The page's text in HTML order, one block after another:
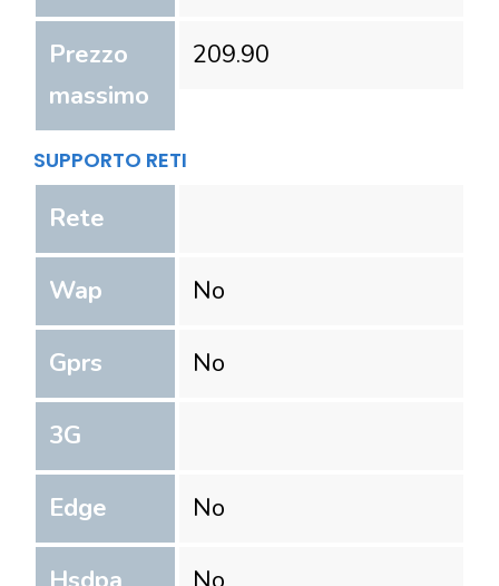
Prezzo
massimo
209.90
SUPPORTO RETI
Rete
Wap No
Gprs No
3G
Edge No